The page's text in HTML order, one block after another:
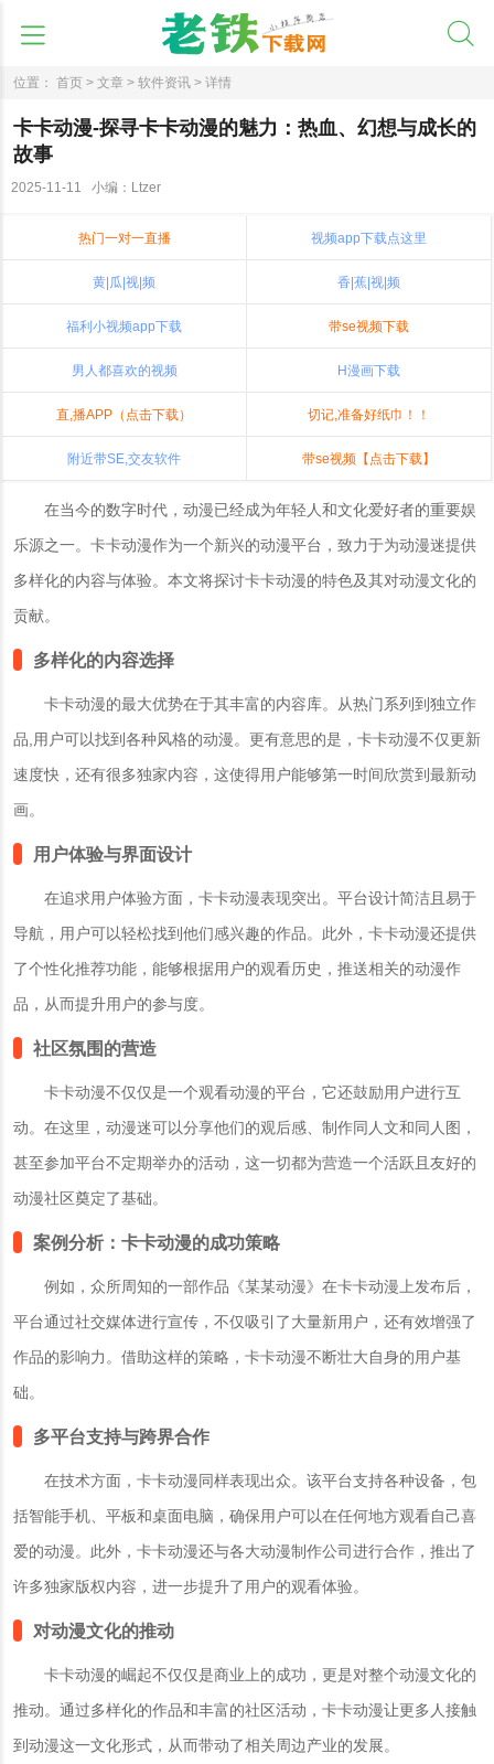
位置： 首页 > 文章 > 软件资讯 > 详情
卡卡动漫-探寻卡卡动漫的魅力：热血、幻想与成长的
故事
2025-11-11 小编：Ltzer
热门一对一直播 视频app下载点这里
黄|瓜|视|频 香|蕉|视|频
福利小视频app下载 带se视频下载
男人都喜欢的视频 H漫画下载
直,播APP（点击下载） 切记,准备好纸巾！！
附近带SE,交友软件 带se视频【点击下载】
在当今的数字时代，动漫已经成为年轻人和文化爱好者的重要娱
乐源之一。卡卡动漫作为一个新兴的动漫平台，致力于为动漫迷提供
多样化的内容与体验。本文将探讨卡卡动漫的特色及其对动漫文化的
贡献。
多样化的内容选择
卡卡动漫的最大优势在于其丰富的内容库。从热门系列到独立作
品,用户可以找到各种风格的动漫。更有意思的是，卡卡动漫不仅更新
速度快，还有很多独家内容，这使得用户能够第一时间欣赏到最新动
画。
用户体验与界面设计
在追求用户体验方面，卡卡动漫表现突出。平台设计简洁且易于
导航，用户可以轻松找到他们感兴趣的作品。此外，卡卡动漫还提供
了个性化推荐功能，能够根据用户的观看历史，推送相关的动漫作
品，从而提升用户的参与度。
社区氛围的营造
卡卡动漫不仅仅是一个观看动漫的平台，它还鼓励用户进行互
动。在这里，动漫迷可以分享他们的观后感、制作同人文和同人图，
甚至参加平台不定期举办的活动，这一切都为营造一个活跃且友好的
动漫社区奠定了基础。
案例分析：卡卡动漫的成功策略
例如，众所周知的一部作品《某某动漫》在卡卡动漫上发布后，
平台通过社交媒体进行宣传，不仅吸引了大量新用户，还有效增强了
作品的影响力。借助这样的策略，卡卡动漫不断壮大自身的用户基
础。
多平台支持与跨界合作
在技术方面，卡卡动漫同样表现出众。该平台支持各种设备，包
括智能手机、平板和桌面电脑，确保用户可以在任何地方观看自己喜
爱的动漫。此外，卡卡动漫还与各大动漫制作公司进行合作，推出了
许多独家版权内容，进一步提升了用户的观看体验。
对动漫文化的推动
卡卡动漫的崛起不仅仅是商业上的成功，更是对整个动漫文化的
推动。通过多样化的作品和丰富的社区活动，卡卡动漫让更多人接触
到动漫这一文化形式，从而带动了相关周边产业的发展。